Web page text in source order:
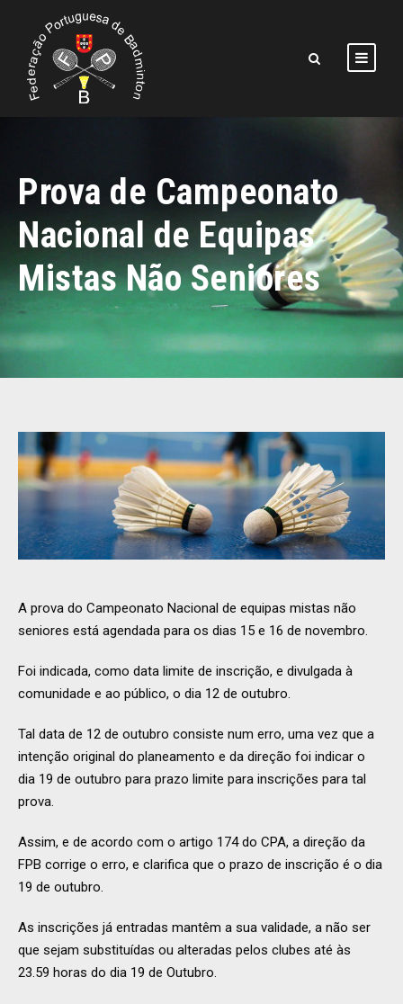
Prova de Campeonato
Nacional de Equipas
Mistas Não Seniores
A prova do Campeonato Nacional de equipas mistas não
seniores está agendada para os dias 15 e 16 de novembro.
Foi indicada, como data limite de inscrição, e divulgada à
comunidade e ao público, o dia 12 de outubro.
Tal data de 12 de outubro consiste num erro, uma vez que a
intenção original do planeamento e da direção foi indicar o
dia 19 de outubro para prazo limite para inscrições para tal
prova.
Assim, e de acordo com o artigo 174 do CPA, a direção da
FPB corrige o erro, e clarifica que o prazo de inscrição é o dia
19 de outubro.
As inscrições já entradas mantêm a sua validade, a não ser
que sejam substituídas ou alteradas pelos clubes até às
23.59 horas do dia 19 de Outubro.